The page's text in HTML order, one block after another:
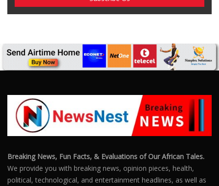
Breaking News, Fun Facts, & Evaluations of Our African Tales.
We provide you with breaking news, opinion pieces, health,
political, technological, and entertainment headlines, as well as